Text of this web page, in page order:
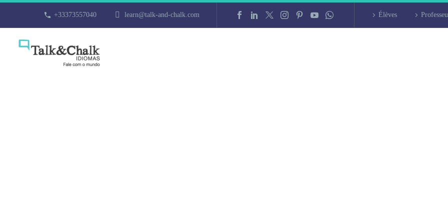
+33373557040 learn@talk-and-chalk.com Élèves